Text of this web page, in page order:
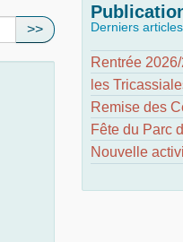
>> Derniers
Rentrée
les
Remise des
Fête du Parc
Nouvelle